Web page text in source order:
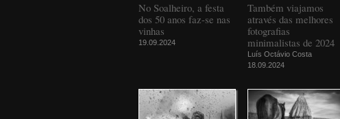
No Soalheiro, a festa
dos 50 anos faz-se nas
vinhas
19.09.2024
Também viajamos
através das melhores
fotografias
minimalistas de 2024
Luís Octávio Costa
18.09.2024